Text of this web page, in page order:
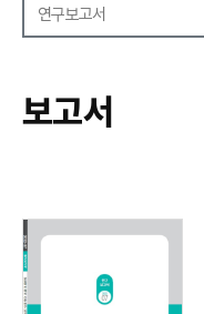
연구보고서
CEO Brief
영상자료
보고서